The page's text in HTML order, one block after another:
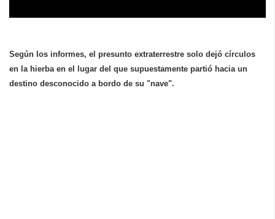
Según los informes, el presunto extraterrestre solo dejó círculos
en la hierba en el lugar del que supuestamente partió hacia un
destino desconocido a bordo de su "nave".